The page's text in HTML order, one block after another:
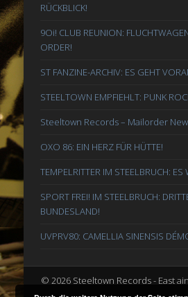
RÜCKBLICK!
9Oi! CLUB REUNION:
ORDER!
ST FANZINE-ARCHIV: ES GEHT
STEELTOWN EMPFIEHLT: PUNK
Steeltown Records – Mailorder
OXO 86: EIN HERZ FÜR HÜTTE!
TEMPELRITTER IM STEELBRUCH: ES
SPORT FREI! IM STEELBRUCH:
BUNDESLAND!
UVPRV80: CAMELLIA SINENSIS
© 2026 Steeltown Records - East